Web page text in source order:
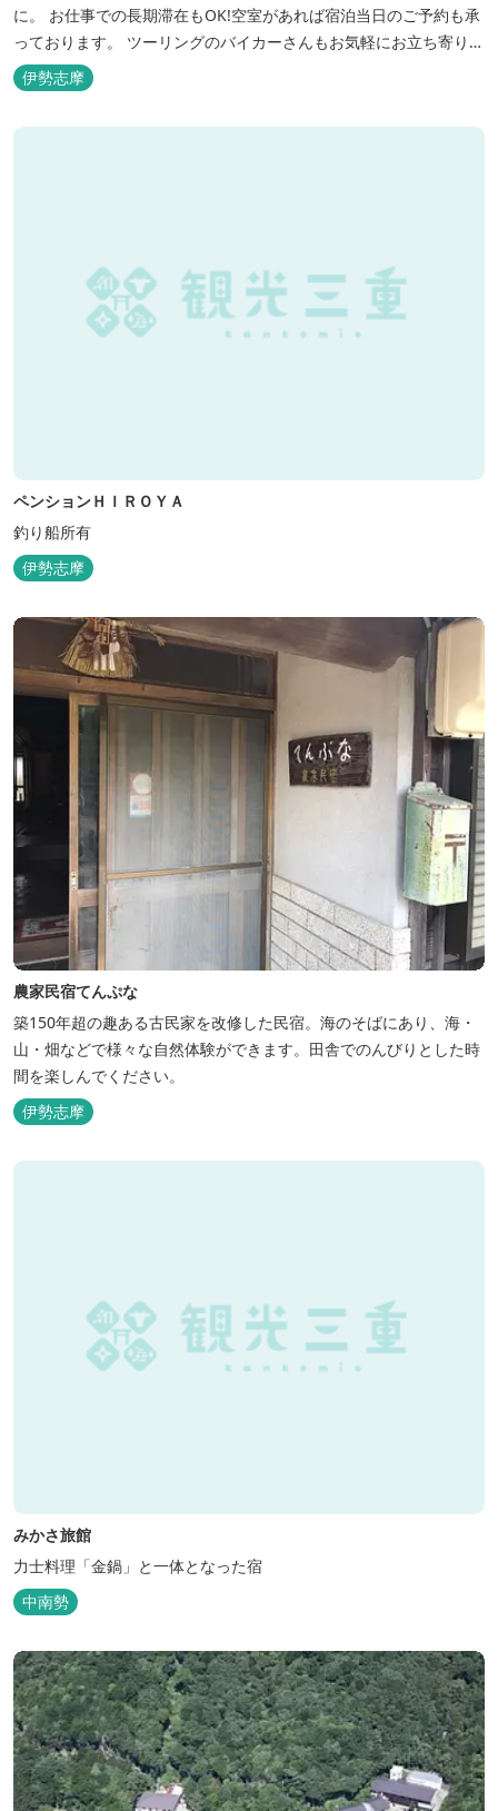
に。 お仕事での長期滞在もOK!空室があれば宿泊当日のご予約も承
っております。 ツーリングのバイカーさんもお気軽にお立ち寄りく
ださい。
伊勢志摩
ペンションＨＩＲＯＹＡ
釣り船所有
伊勢志摩
農家民宿てんぷな
築150年超の趣ある古民家を改修した民宿。海のそばにあり、海・
山・畑などで様々な自然体験ができます。田舎でのんびりとした時
間を楽しんでください。
伊勢志摩
みかさ旅館
力士料理「金鍋」と一体となった宿
中南勢